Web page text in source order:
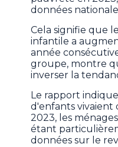
données
Cela signifie que
infantile a
année
groupe, montre
inverser la
Le rapport
d'enfants vivaient
2023, les
étant
données sur le